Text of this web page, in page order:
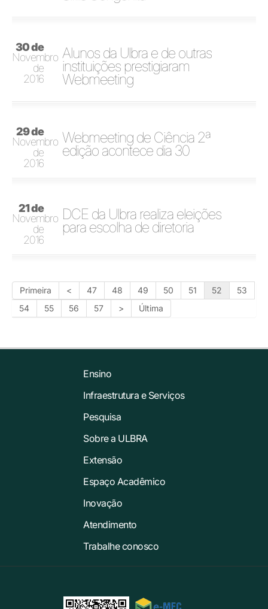
30 de
Novembro
de
2016
Alunos da Ulbra e de outras
instituições prestigiaram
Webmeeting
29 de
Novembro
de
2016
Webmeeting de Ciência 2ª
edição acontece dia 30
21 de
Novembro
de
2016
DCE da Ulbra realiza eleições
para escolha de diretoria
Primeira < 47 48 49 50 51 52
53
54
55 56 57 > Última
Ensino
Infraestrutura e Serviços
Pesquisa
Sobre a ULBRA
Extensão
Espaço Acadêmico
Inovação
Atendimento
Trabalhe conosco